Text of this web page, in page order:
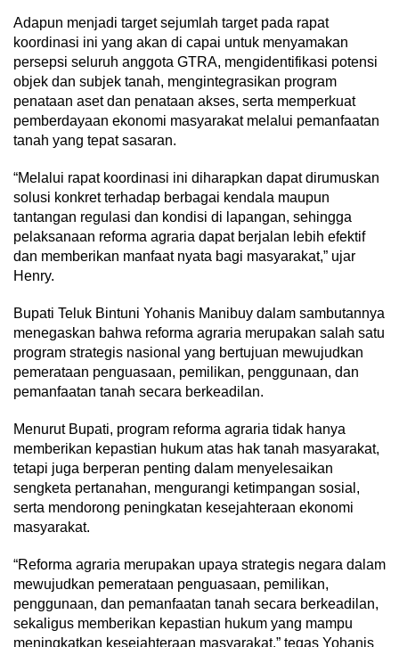
Adapun menjadi target sejumlah target pada rapat
koordinasi ini yang akan di capai untuk menyamakan
persepsi seluruh anggota GTRA, mengidentifikasi potensi
objek dan subjek tanah, mengintegrasikan program
penataan aset dan penataan akses, serta memperkuat
pemberdayaan ekonomi masyarakat melalui pemanfaatan
tanah yang tepat sasaran.
“Melalui rapat koordinasi ini diharapkan dapat dirumuskan
solusi konkret terhadap berbagai kendala maupun
tantangan regulasi dan kondisi di lapangan, sehingga
pelaksanaan reforma agraria dapat berjalan lebih efektif
dan memberikan manfaat nyata bagi masyarakat,” ujar
Henry.
Bupati Teluk Bintuni Yohanis Manibuy dalam sambutannya
menegaskan bahwa reforma agraria merupakan salah satu
program strategis nasional yang bertujuan mewujudkan
pemerataan penguasaan, pemilikan, penggunaan, dan
pemanfaatan tanah secara berkeadilan.
Menurut Bupati, program reforma agraria tidak hanya
memberikan kepastian hukum atas hak tanah masyarakat,
tetapi juga berperan penting dalam menyelesaikan
sengketa pertanahan, mengurangi ketimpangan sosial,
serta mendorong peningkatan kesejahteraan ekonomi
masyarakat.
“Reforma agraria merupakan upaya strategis negara dalam
mewujudkan pemerataan penguasaan, pemilikan,
penggunaan, dan pemanfaatan tanah secara berkeadilan,
sekaligus memberikan kepastian hukum yang mampu
meningkatkan kesejahteraan masyarakat,” tegas Yohanis